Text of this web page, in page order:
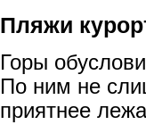
Пляжи
Горы
По ним не
приятнее